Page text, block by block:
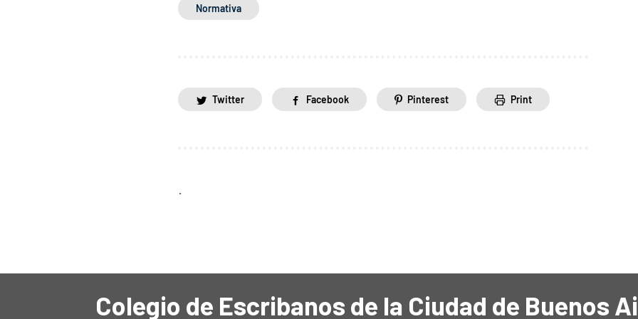
Normativa
Twitter Facebook Pinterest Print
.
Colegio de Escribanos de la Ciudad de Buenos